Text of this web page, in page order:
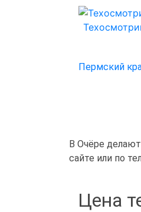
Пермский
В Очёре
сайте или по
Цена